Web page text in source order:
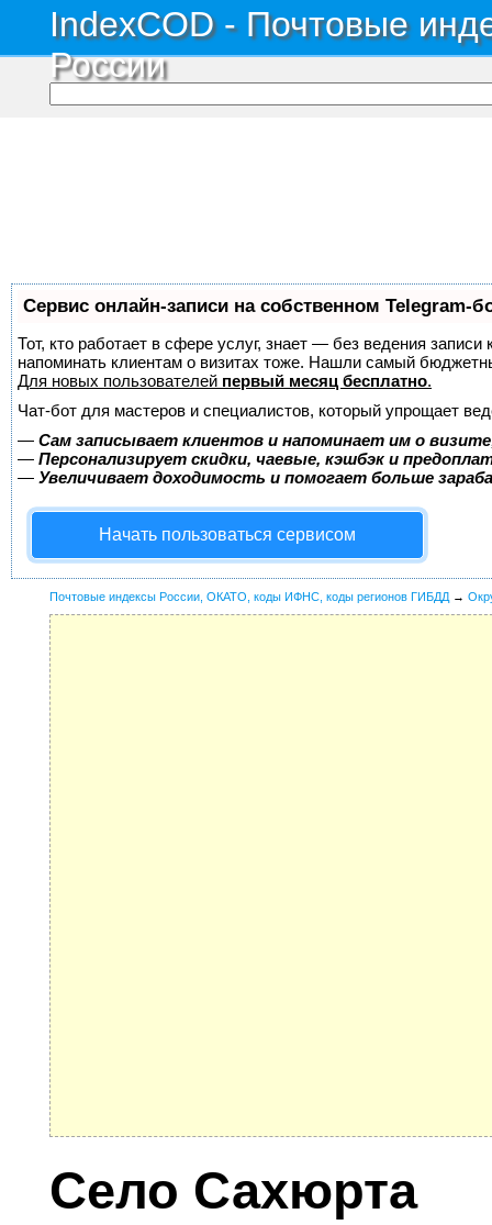
IndexCOD - Почтовые
России
Сервис онлайн-записи на собственном Telegram-
Тот, кто работает в сфере услуг, знает — без ведения
напоминать клиентам о визитах тоже. Нашли самый
Для новых пользователей первый месяц бесплатно.
Чат-бот для мастеров и специалистов, который упрощает
— Сам записывает клиентов и напоминает им о
— Персонализирует скидки, чаевые, кэшбэк и
— Увеличивает доходимость и помогает больше
Начать пользоваться сервисом
Почтовые индексы России, ОКАТО, коды ИФНС, коды регионов ГИБДД →
Село Сахюрта